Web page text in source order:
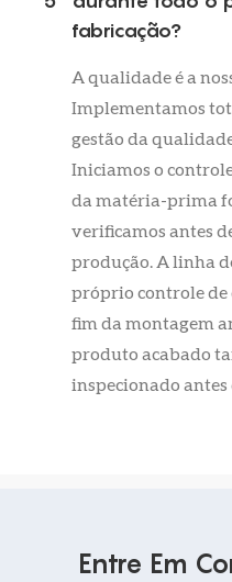
fabricação?
A qualidade é a
Implementamos
gestão da
Iniciamos o
da matéria-prima
verificamos antes
produção. A linha
próprio controle
fim da montagem
produto acabado
inspecionado antes
Entre Em